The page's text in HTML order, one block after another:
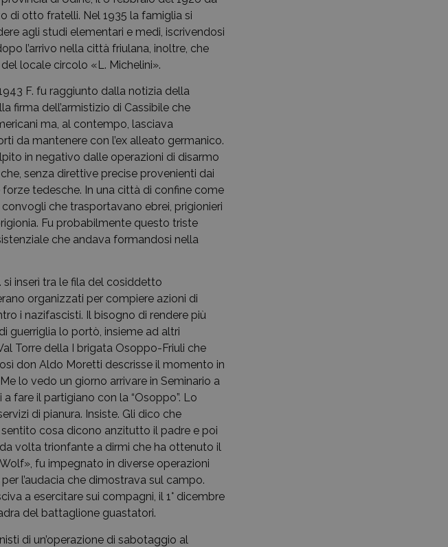
di otto fratelli. Nel 1935 la famiglia si
agli studi elementari e medi, iscrivendosi
l’arrivo nella città friulana, inoltre, che
locale circolo «L. Michelini».
F. fu raggiunto dalla notizia della
firma dell’armistizio di Cassibile che
ma, al contempo, lasciava
da mantenere con l’ex alleato germanico.
in negativo dalle operazioni di disarmo
senza direttive precise provenienti dai
tedesche. In una città di confine come
che trasportavano ebrei, prigionieri
Fu probabilmente questo triste
che andava formandosi nella
inserì tra le fila del cosiddetto
organizzati per compiere azioni di
i nazifascisti. Il bisogno di rendere più
guerriglia lo portò, insieme ad altri
Torre della I brigata Osoppo-Friuli che
don Aldo Moretti descrisse il momento in
lo vedo un giorno arrivare in Seminario a
fare il partigiano con la “Osoppo”. Lo
di pianura. Insiste. Gli dico che
cosa dicono anzitutto il padre e poi
volta trionfante a dirmi che ha ottenuto il
fu impegnato in diverse operazioni
l’audacia che dimostrava sul campo.
a esercitare sui compagni, il 1° dicembre
del battaglione guastatori.
di un’operazione di sabotaggio al